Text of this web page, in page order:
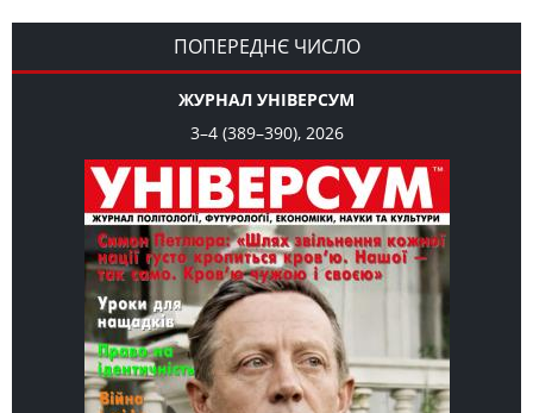
СЛОВО РЕДАКЦІЙНЕ Олег К. Романчук Журавель і синиця
як уособлення української політстратегії й тактики
ПОПЕРЕДНЄ ЧИСЛО
ЖУРНАЛ УНІВЕРСУМ
3–4 (389–390), 2026